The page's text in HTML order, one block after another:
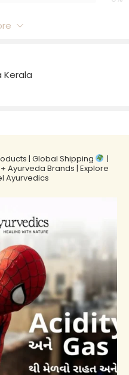
Kerala
| Global Shipping
|
Ayurveda Brands | Explore
Ayurvedics